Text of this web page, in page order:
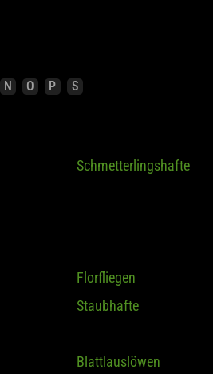
N O P S
Schmetterlingshafte
Florfliegen
Staubhafte
Blattlauslöwen